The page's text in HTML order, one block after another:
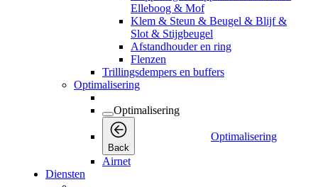
Elleboog & Mof
Klem & Steun & Beugel & Blijf &
Slot & Stijgbeugel
Afstandhouder en ring
Flenzen
Trillingsdempers en buffers
Optimalisering
Optimalisering
Back
Optimalisering
Airnet
Diensten